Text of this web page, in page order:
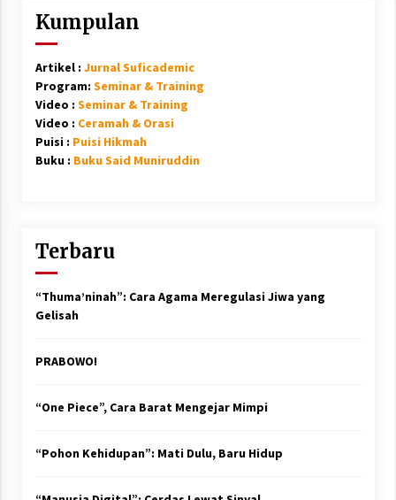
Kumpulan
Artikel : Jurnal Suficademic
Program: Seminar & Training
Video : Seminar & Training
Video : Ceramah & Orasi
Puisi : Puisi Hikmah
Buku : Buku Said Muniruddin
Terbaru
“Thuma’ninah”: Cara Agama Meregulasi Jiwa yang
Gelisah
PRABOWO!
“One Piece”, Cara Barat Mengejar Mimpi
“Pohon Kehidupan”: Mati Dulu, Baru Hidup